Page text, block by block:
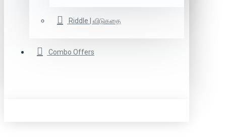
Riddle | விடுகதை
Combo Offers